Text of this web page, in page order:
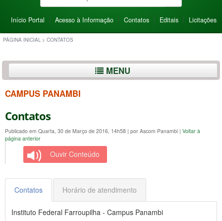
Início Portal Acesso à Informação Contatos Editais Licitações
PÁGINA INICIAL > CONTATOS
MENU
CAMPUS PANAMBI
Contatos
Publicado em Quarta, 30 de Março de 2016, 14h58 | por Ascom Panambi | Voltar à
página anterior
Ouvir Conteúdo
Contatos Horário de atendimento
Instituto Federal Farroupilha - Campus Panambi